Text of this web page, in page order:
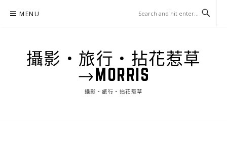
MENU
攝影‧旅行‧拈花惹草
→MORRIS
攝影‧旅行‧拈花惹草